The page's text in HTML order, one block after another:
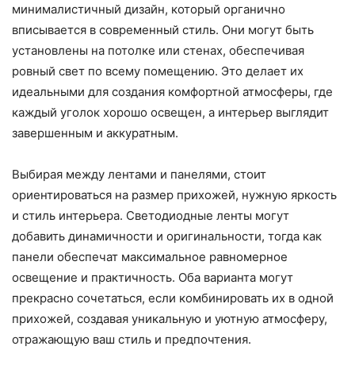
минималистичный дизайн, который органично
вписывается в современный стиль. Они могут быть
установлены на потолке или стенах, обеспечивая
ровный свет по всему помещению. Это делает их
идеальными для создания комфортной атмосферы, где
каждый уголок хорошо освещен, а интерьер выглядит
завершенным и аккуратным.
Выбирая между лентами и панелями, стоит
ориентироваться на размер прихожей, нужную яркость
и стиль интерьера. Светодиодные ленты могут
добавить динамичности и оригинальности, тогда как
панели обеспечат максимальное равномерное
освещение и практичность. Оба варианта могут
прекрасно сочетаться, если комбинировать их в одной
прихожей, создавая уникальную и уютную атмосферу,
отражающую ваш стиль и предпочтения.